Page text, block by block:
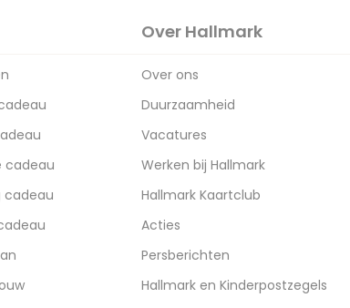
cadeau
cadeau
Over Hallmark
Over ons
Duurzaamheid
Vacatures
Werken bij Hallmark
Hallmark Kaartclub
Acties
Persberichten
Hallmark en Kinderpostzegels